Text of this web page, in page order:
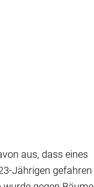
aus, dass eines
Jährigen gefahren